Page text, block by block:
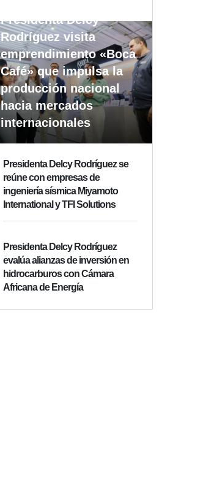
Presidenta Delcy
Rodríguez visita
emprendimiento «Boca
Café» que impulsa la
producción nacional
hacia mercados
internacionales
Presidenta Delcy Rodríguez se
reúne con empresas de
ingeniería sísmica Miyamoto
International y TFI Solutions
Presidenta Delcy Rodríguez
evalúa alianzas de inversión en
hidrocarburos con Cámara
Africana de Energía